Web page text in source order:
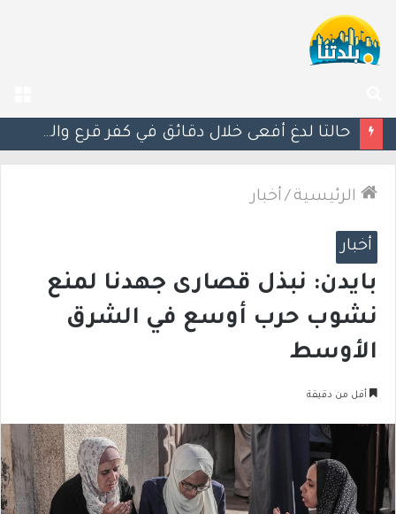
عن
مصرع الفتى محمد جمعة القرناوي (17 عامًا) في حادث سير مروّع في عرعرة النقب
الرئيسية / أخبار
أخبار
بايدن: نبذل قصارى جهدنا لمنع
نشوب حرب أوسع في الشرق
الأوسط
أقل من دقيقة